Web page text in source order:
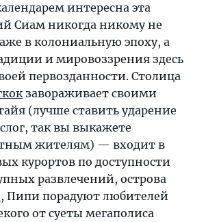
интересна эта
Сиам никогда никому не
в колониальную эпоху, а
и мировоззрения здесь
первозданности. Столица
завораживает своими
(лучше ставить ударение
так вы выкажете
жителям) — входит в
курортов по доступности
развлечений, острова
, Пипи порадуют любителей
от суеты мегаполиса